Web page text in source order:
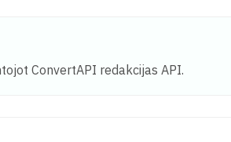
ConvertAPI redakcijas API.